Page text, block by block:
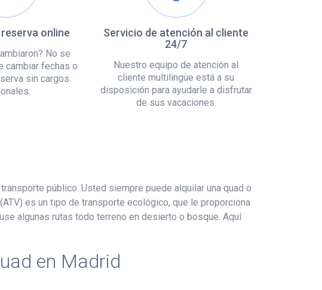
online
No se
cambiar fechas o
sin cargos
Servicio de atención al cliente
24/7
Nuestro equipo de atención al
cliente multilingüe está a su
disposición para ayudarle a disfrutar
de sus vacaciones.
público. Usted siempre puede alquilar una quad o
es un tipo de transporte ecológico, que le proporciona
algunas rutas todo terreno en desierto o bosque. Aquí
en Madrid